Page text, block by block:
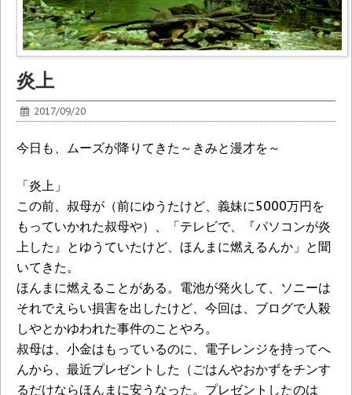
炎上
2017/09/20
今日も、ムーズが降りてきた～きみと漫才を～
「炎上」
この前、叔母が（前にゆうたけど、義妹に5000万円を
もっていかれた叔母や）、「テレビで、『パソコンが炎
上した』とゆうていたけど、ほんまに燃えるんか」と聞
いてきた。
ほんまに燃えることがある。電池が発火して、ソニーは
それでえらい損害を出したけど、今回は、ブログで人殺
しやとかゆわれた事件のことやろ。
叔母は、小金はもっているのに、電子レンジを持ってへ
んから、最近プレゼントした（ごはんやおかずをチンす
るだけならほんまに安うなった。プレゼントしたのは